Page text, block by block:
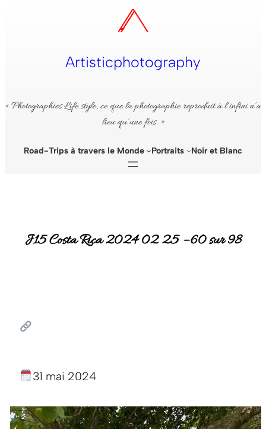
Artisticphotography
« Photographies Life style, ce que la photographie reproduit à l’infini n’a
lieu qu’une fois. »
Road-Trips à travers le Monde Portraits Noir et Blanc
J15 Costa Rica 2024 02 25 – 60 sur 98
31 mai 2024